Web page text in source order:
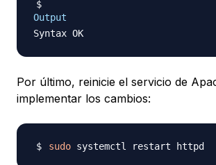
Output
Por último, reinicie el servicio de
implementar los cambios:
sudo